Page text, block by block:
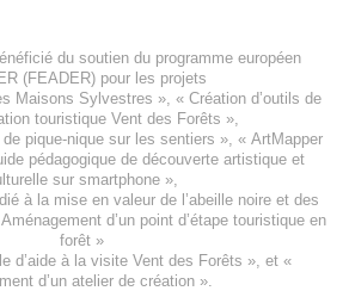
du soutien du programme européen
(FEADER) pour les projets
Maisons Sylvestres », « Création d’outils de
touristique Vent des Forêts »,
pique-nique sur les sentiers », « ArtMapper
pédagogique de découverte artistique et
sur smartphone »,
à la mise en valeur de l’abeille noire et des
Aménagement d’un point d’étape touristique en
forêt»
d’aide à la visite Vent des Forêts », et «
d’un atelier de création».